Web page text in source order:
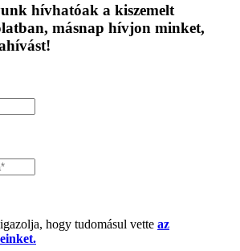
hívhatóak a kiszemelt
másnap hívjon minket,
hogy tudomásul vette az